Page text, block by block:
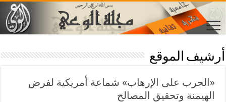
أرشيف الموقع
«الحرب على الإرهاب» شماعة أمريكية لفرض
الهيمنة وتحقيق المصالح